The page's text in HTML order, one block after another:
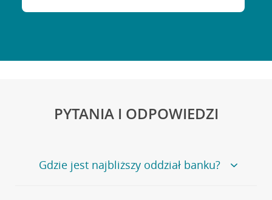
PYTANIA I ODPOWIEDZI
Gdzie jest najbliższy oddział banku?